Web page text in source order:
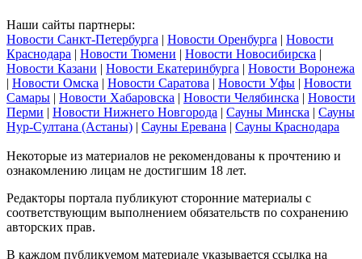
Наши сайты партнеры:
Новости Санкт-Петербурга | Новости Оренбурга | Новости
Краснодара | Новости Тюмени | Новости Новосибирска |
Новости Казани | Новости Екатеринбурга | Новости Воронежа
| Новости Омска | Новости Саратова | Новости Уфы | Новости
Самары | Новости Хабаровска | Новости Челябинска | Новости
Перми | Новости Нижнего Новгорода | Сауны Минска | Сауны
Нур-Султана (Астаны) | Сауны Еревана | Сауны Краснодара
Некоторые из материалов не рекомендованы к прочтению и
ознакомлению лицам не достигшим 18 лет.
Редакторы портала публикуют сторонние материалы с
соответствующим выполнением обязательств по сохранению
авторских прав.
В каждом публикуемом материале указывается ссылка на